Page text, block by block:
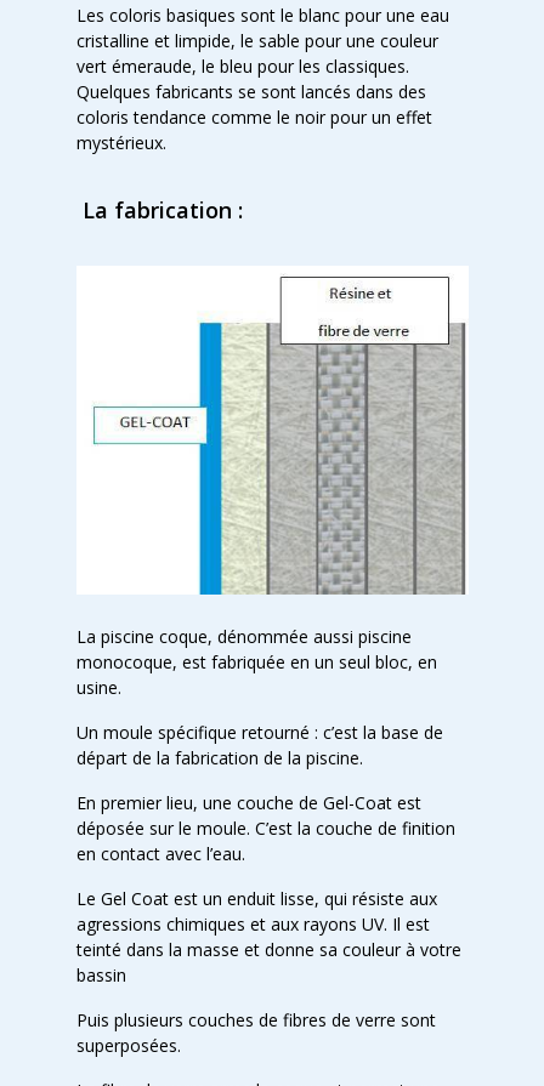
Les coloris basiques sont le blanc pour une eau
cristalline et limpide, le sable pour une couleur
vert émeraude, le bleu pour les classiques.
Quelques fabricants se sont lancés dans des
coloris tendance comme le noir pour un effet
mystérieux.
La fabrication :
La piscine coque, dénommée aussi piscine
monocoque, est fabriquée en un seul bloc, en
usine.
Un moule spécifique retourné : c’est la base de
départ de la fabrication de la piscine.
En premier lieu, une couche de Gel-Coat est
déposée sur le moule. C’est la couche de finition
en contact avec l’eau.
Le Gel Coat est un enduit lisse, qui résiste aux
agressions chimiques et aux rayons UV. Il est
teinté dans la masse et donne sa couleur à votre
bassin
Puis plusieurs couches de fibres de verre sont
superposées.